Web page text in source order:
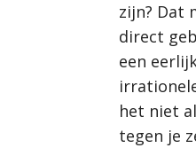
zijn? Dat
direct
een
het niet
tegen je